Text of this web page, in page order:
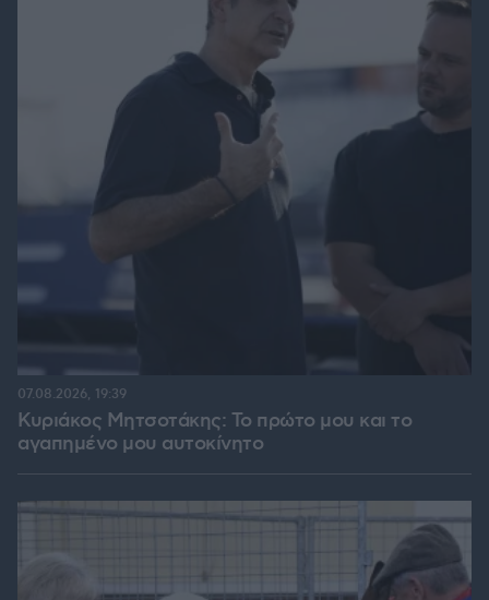
Κυριάκος Μητσοτάκης: Το πρώτο μου και το
αγαπημένο μου αυτοκίνητο
07.08.2026, 19:39